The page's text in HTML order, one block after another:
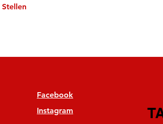
Facebook
Instagram